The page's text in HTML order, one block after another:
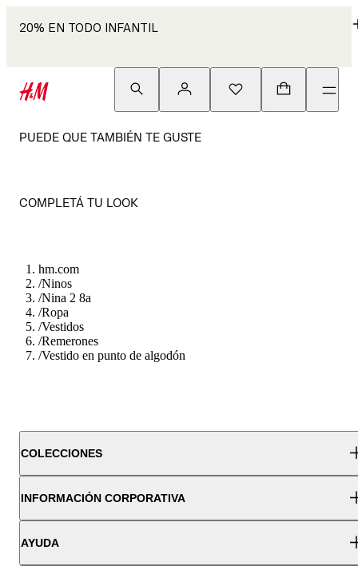
20% EN TODO INFANTIL
PUEDE QUE TAMBIÉN TE GUSTE
COMPLETÁ TU LOOK
hm.com
/Ninos
/Nina 2 8a
/Ropa
/Vestidos
/Remerones
/Vestido en punto de algodón
COLECCIONES
INFORMACIÓN CORPORATIVA
AYUDA